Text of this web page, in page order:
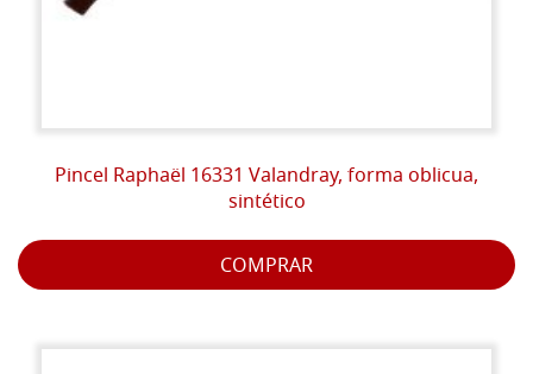
Pincel Raphaël 16331 Valandray, forma oblicua,
sintético
COMPRAR